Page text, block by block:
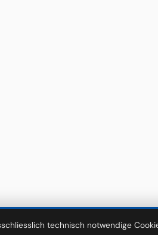
technisch notwendige